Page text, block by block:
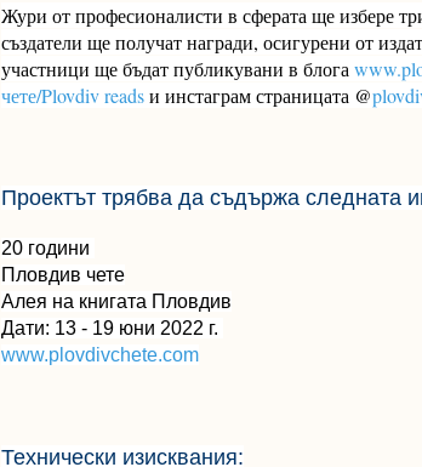
Жури от професионалисти в сферата ще избере
създатели ще получат награди, осигурени от
участници ще бъдат публикувани в блога
чете/Plovdiv readsи инстаграм страницата @
Проектът трябва да съдържа следната
20 години
Пловдив чете
Алея на книгата Пловдив
Дати: 13 - 19 юни 2022 г.
www.plovdivchete.com
Технически изисквания: